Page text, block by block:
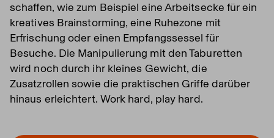
schaffen, wie zum Beispiel eine Arbeitsecke für ein
kreatives Brainstorming, eine Ruhezone mit
Erfrischung oder einen Empfangssessel für
Besuche. Die Manipulierung mit den Taburetten
wird noch durch ihr kleines Gewicht, die
Zusatzrollen sowie die praktischen Griffe darüber
hinaus erleichtert. Work hard, play hard.